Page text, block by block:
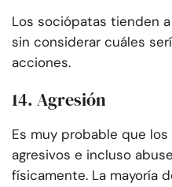
Los sociópatas tienden
sin considerar cuáles
acciones.
14. Agresión
Es muy probable que
agresivos e incluso
físicamente. La mayoría